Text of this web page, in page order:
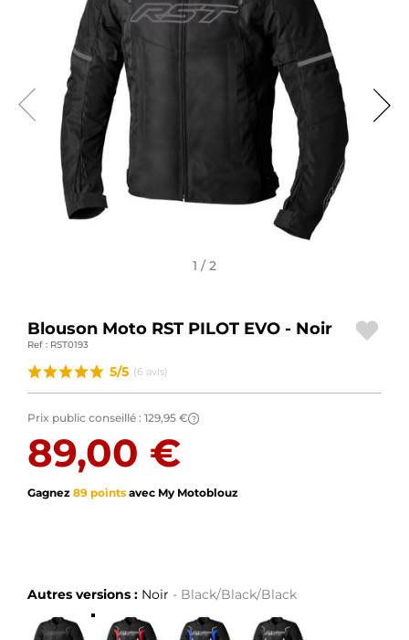
AIRBAG MOTO
PIÈCES MOTO ET OUTILLAGE
ACCESSOIRES MOTO
BAGAGERIE MOTO
PNEUS MOTO
BONS PLANS ET PROMO
NOUS CONTACTER
1 / 2
Blouson Moto RST PILOT EVO - Noir
Ref : RST0193
5/5 (6 avis)
Prix public conseillé : 129,95 € ?
89,00 €
Gagnez 89 points avec My Motoblouz
Autres versions : Noir - Black/Black/Black